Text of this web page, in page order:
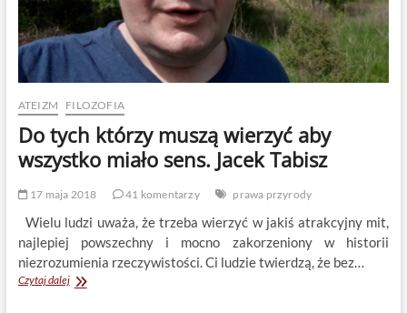
ATEIZM FILOZOFIA
Do tych którzy muszą wierzyć aby
wszystko miało sens. Jacek Tabisz
17 maja 2018 41 komentarzy prawa przyrody
Wielu ludzi uważa, że trzeba wierzyć w jakiś atrakcyjny mit,
najlepiej powszechny i mocno zakorzeniony w historii
niezrozumienia rzeczywistości. Ci ludzie twierdzą, że bez…
Czytaj dalejDo